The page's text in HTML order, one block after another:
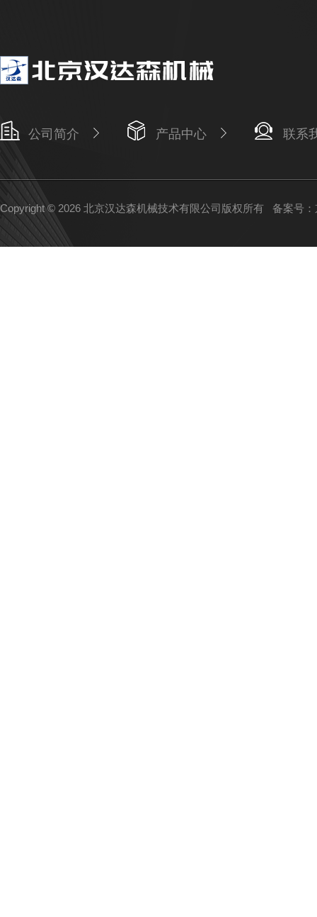
公司简介 产品中心 联系
Copyright © 2026 北京汉达森机械技术有限公司版权所有 备案号：